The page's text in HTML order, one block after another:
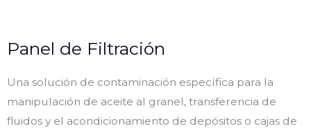
Panel de Filtración
Una solución de contaminación específica para la
manipulación de aceite al granel, transferencia de
fluidos y el acondicionamiento de depósitos o cajas de